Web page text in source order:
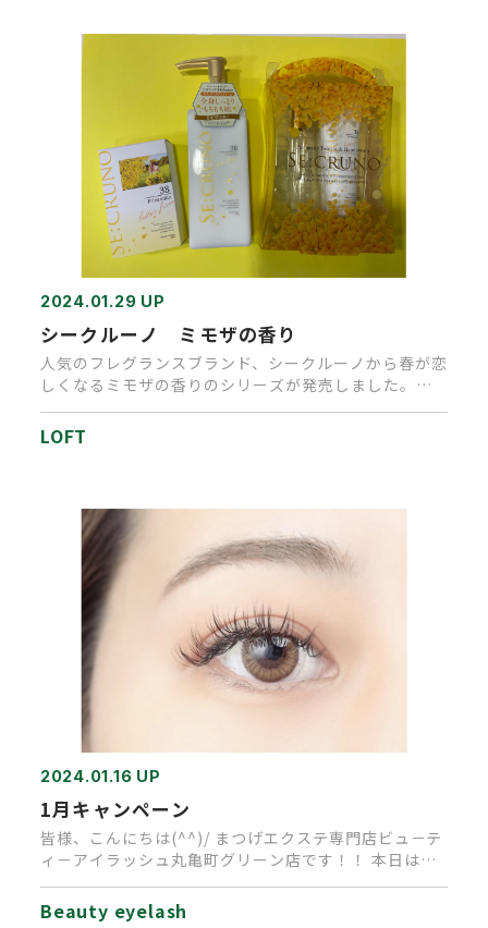
2024.01.29 UP
シークルーノ ミモザの香り
人気のフレグランスブランド、シークルーノから春が恋
しくなるミモザの香りのシリーズが発売しました。み
ずみずしいミモザの花に…
LOFT
2024.01.16 UP
1月キャンペーン
皆様、こんにちは(^^)/ まつげエクステ専門店ビュ－テ
ィ－アイラッシュ丸亀町グリーン店です！！ 本日は、1
月キャンペー…
Beauty eyelash